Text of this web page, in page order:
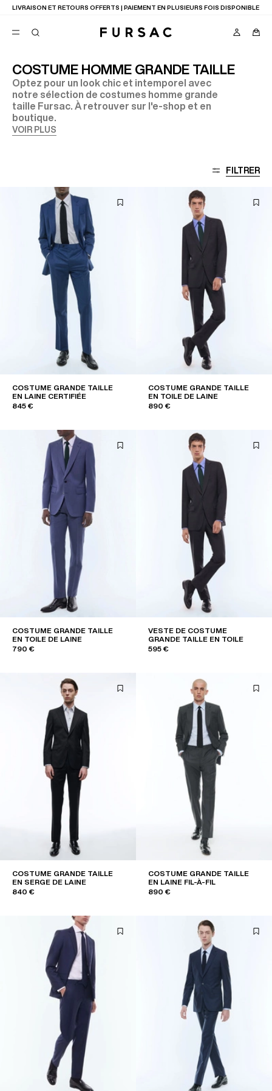
LIVRAISON ET RETOURS OFFERTS | PAIEMENT EN PLUSIEURS FOIS DISPONIBLE
COSTUME HOMME GRANDE TAILLE
Optez pour un look chic et intemporel avec
notre sélection de costumes homme grande
taille Fursac. À retrouver sur l'e-shop et en
boutique.
VOIR PLUS
FILTRER
COSTUME GRANDE TAILLE
EN LAINE CERTIFIÉE
845 €
COSTUME GRANDE TAILLE
EN TOILE DE LAINE
890 €
COSTUME GRANDE TAILLE
EN TOILE DE LAINE
790 €
VESTE DE COSTUME
GRANDE TAILLE EN TOILE
595 €
COSTUME GRANDE TAILLE
EN SERGE DE LAINE
840 €
COSTUME GRANDE TAILLE
EN LAINE FIL-À-FIL
890 €
FAVORIS
COSTUMES
PANTALONS
BLOUSONS
SUGGESTIONS